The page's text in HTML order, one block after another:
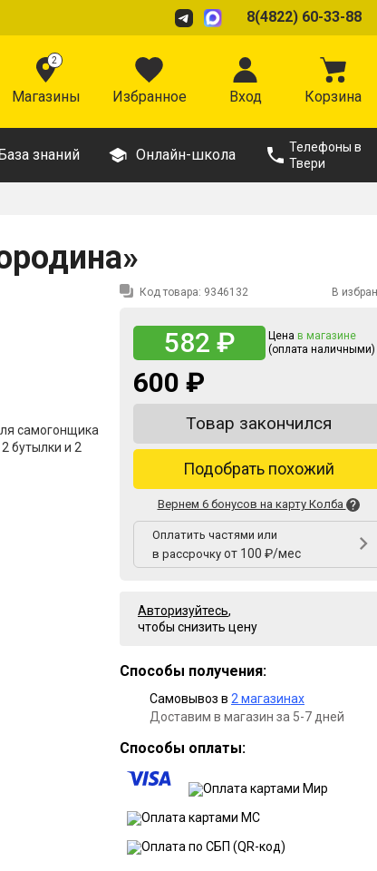
8(4822) 60-33-88
2
Магазины Избранное Вход Корзина
знаний Онлайн-школа
Телефоны в
Твери
самогонщика
бутылки и 2
Код товара: 9346132 В
582 ₽ Цена в магазине
(оплата наличными)
600 ₽
Товар закончился
Подобрать похожий
Вернем 6 бонусов на карту Колба
Оплатить частями или
в рассрочку от 100 ₽/мес
Авторизуйтесь,
чтобы снизить цену
Способы получения:
Самовывоз в 2 магазинах
Доставим в магазин за 5-7 дней
Способы оплаты: